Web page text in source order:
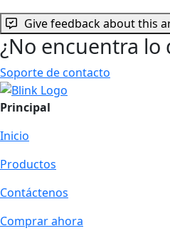
Give feedback about this
¿No encuentra lo
Soporte de contacto
Principal
Inicio
Productos
Contáctenos
Comprar ahora